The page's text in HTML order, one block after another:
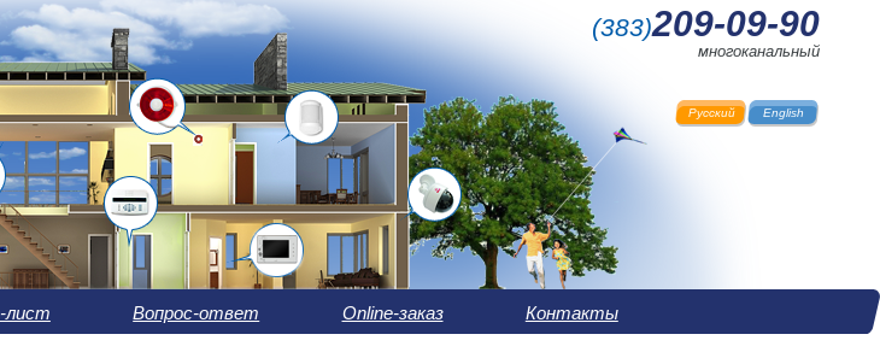
(383)209-09-90
многоканальный
English
Русский
лист Вопрос-ответ Online-заказ Контакты